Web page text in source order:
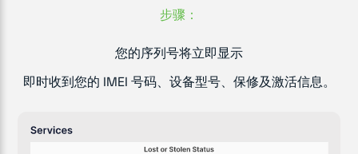
步骤：
您的序列号将立即显示
即时收到您的 IMEI 号码、设备型号、保修及激活信息。